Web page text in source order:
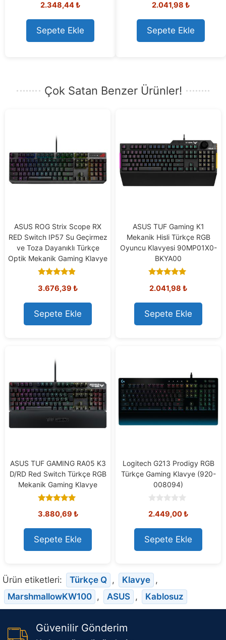
o
t
o
f
5
2.348,44₺
Sepete Ekle
out of 5
2.041,98 ₺
Sepete Ekle
Çok Satan Benzer Ürünler!
ASUS ROG Strix Scope RX
RED Switch IP57 Su Geçirmez
ve Toza Dayanıklı Türkçe
Optik Mekanik Gaming Klavye
out of 5
3.676,39 ₺
Sepete Ekle
ASUS TUF Gaming K1
Mekanik Hisli Türkçe RGB
Oyuncu Klavyesi 90MP01X0-
BKYA00
out of 5
2.041,98 ₺
Sepete Ekle
ASUS TUF GAMING RA05 K3
D/RD Red Switch Türkçe RGB
Mekanik Gaming Klavye
out of 5
3.880,69 ₺
Sepete Ekle
Logitech G213 Prodigy RGB
Türkçe Gaming Klavye (920-
008094)
o
t
o
f
5
2.449,00₺
Sepete Ekle
Ürün etiketleri: Türkçe Q , Klavye ,
MarshmallowKW100 , ASUS , Kablosuz
Güvenilir Gönderim